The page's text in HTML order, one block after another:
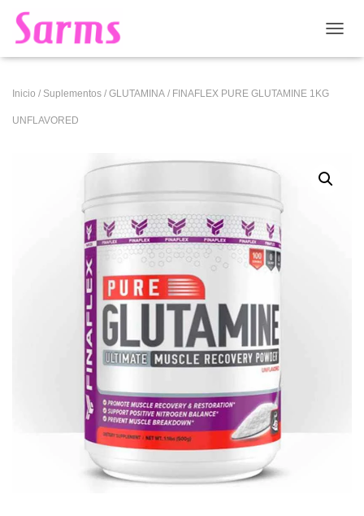
Inicio / Suplementos / GLUTAMINA / FINAFLEX PURE GLUTAMINE 1KG
UNFLAVORED